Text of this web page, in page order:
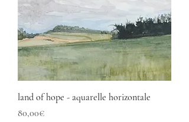
land of hope - aquarelle horizontale
Price
80,00€